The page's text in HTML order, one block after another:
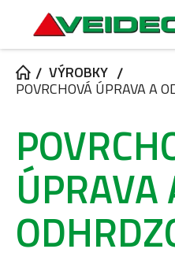
VÝROBKY
POVRCHOVÁ ÚPRAVA A
ÚPRAVA